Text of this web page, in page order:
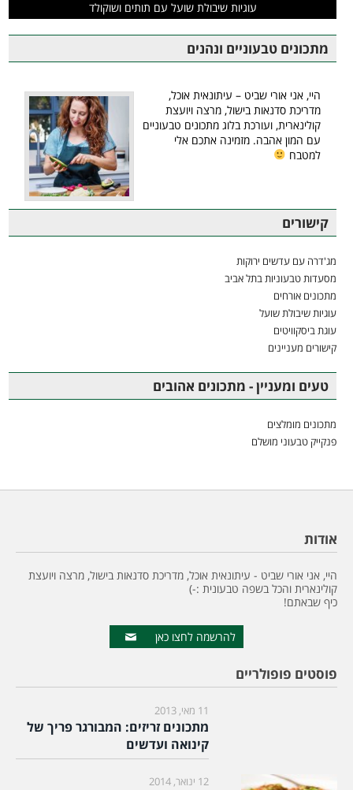
עוגיות שיבולת שועל עם תותים ושוקולד
מתכונים טבעוניים ונהנים
היי, אני אורי שביט – עיתונאית אוכל,
מדריכת סדנאות בישול, מרצה ויועצת
קולינארית, ועורכת בלוג מתכונים טבעוניים
עם המון אהבה. מזמינה אתכם אלי
למטבח
קישורים
מג'דרה עם עדשים ירוקות
מסעדות טבעוניות בתל אביב
מתכונים אורחים
עוגיות שיבולת שועל
עוגת ביסקוויטים
קישורים מעניינים
טעים ומעניין - מתכונים אהובים
מתכונים מומלצים
פנקייק טבעוני מושלם
אודות
היי, אני אורי שביט - עיתונאית אוכל, מדריכת סדנאות בישול, מרצה ויועצת
קולינארית והכל בשפה טבעונית :-)
כיף שבאתם!
להרשמה לחצו כאן
פוסטים פופולריים
11 מאי, 2013
מתכונים זריזים: המבורגר פריך של
קינואה ועדשים
12 ינואר, 2014